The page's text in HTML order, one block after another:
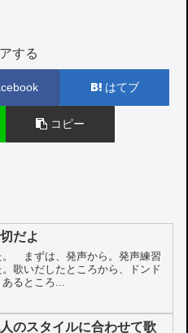
する
はてブ
コピー
だよ
。 まずは、発声から。発声練習
歌いだしたところから、ドンド
るところ...
のスタイルに合わせて歌